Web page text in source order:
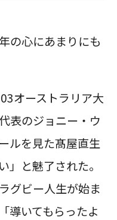
の心にあまりにも
オーストラリア大
表のジョニー・ウ
ルを見た髙屋直生
」と魅了された。
グビー人生が始ま
導いてもらったよ